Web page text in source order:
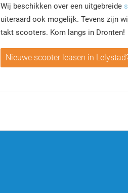
Wij beschikken over een uitgebreide
uiteraard ook mogelijk. Tevens zijn
takt scooters. Kom langs in Dronten!
Nieuwe scooter leasen in